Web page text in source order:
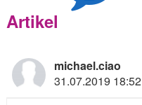
Artikel
michael.ciao
31.07.2019